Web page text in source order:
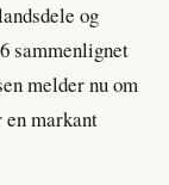
og
sammenlignet
melder nu om
markant